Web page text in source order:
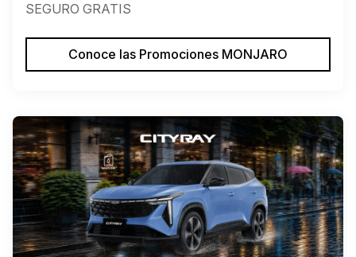
SEGURO GRATIS
Conoce las Promociones MONJARO